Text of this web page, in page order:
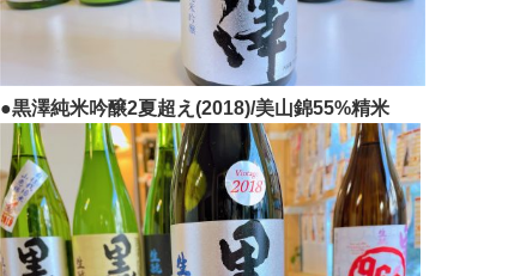
●黒澤純米吟醸2夏超え(2018)/美山錦55%精米